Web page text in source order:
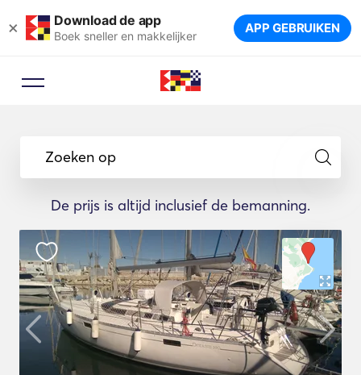
× Download de app
Boek sneller en makkelijker APP GEBRUIKEN
Zoeken op
De prijs is altijd inclusief de bemanning.